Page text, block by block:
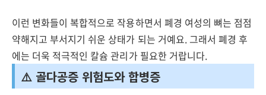
이런 변화들이 복합적으로 작용하면서 폐경 여성의 뼈는 점점
약해지고 부서지기 쉬운 상태가 되는 거예요. 그래서 폐경 후
에는 더욱 적극적인 칼슘 관리가 필요한 거랍니다.
⚠️ 골다공증 위험도와 합병증